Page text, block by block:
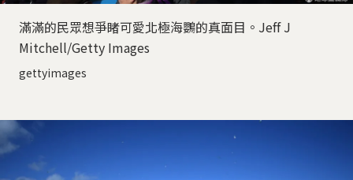
滿滿的民眾想爭睹可愛北極海鸚的真面目。Jeff J
Mitchell/Getty Images
gettyimages